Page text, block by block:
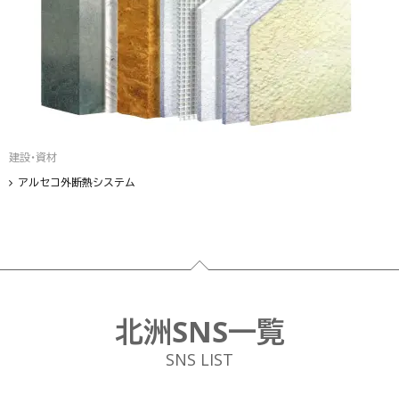
建設・資材
アルセコ外断熱システム
フッター
北洲SNS一覧
SNS LIST